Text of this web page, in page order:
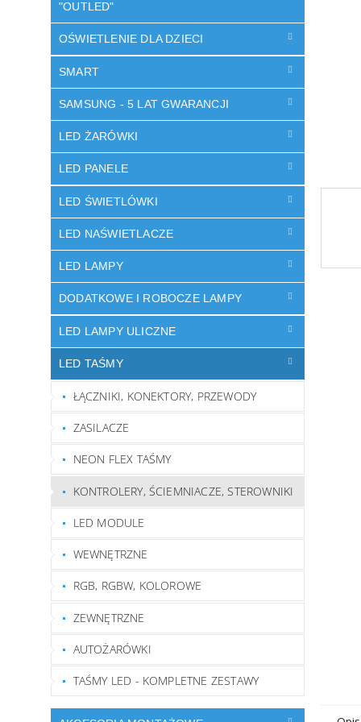
"OUTLED"
OŚWIETLENIE DLA DZIECI
SMART
SAMSUNG - 5 LAT GWARANCJI
LED ŻARÓWKI
LED PANELE
LED ŚWIETLÓWKI
LED NAŚWIETLACZE
LED LAMPY
DODATKOWE I ROBOCZE LAMPY
LED LAMPY ULICZNE
LED TAŚMY
ŁĄCZNIKI, KONEKTORY, PRZEWODY
ZASILACZE
NEON FLEX TAŚMY
KONTROLERY, ŚCIEMNIACZE, STEROWNIKI
LED MODULE
WEWNĘTRZNE
RGB, RGBW, KOLOROWE
ZEWNĘTRZNE
AUTOŻARÓWKI
TAŚMY LED - KOMPLETNE ZESTAWY